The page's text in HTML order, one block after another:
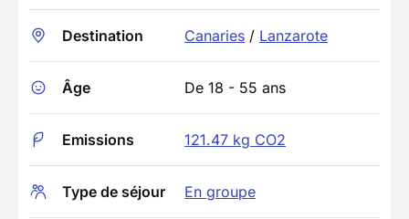
Destination Canaries / Lanzarote
Âge De 18 - 55 ans
Emissions 121.47 kg CO2
Type de séjour En groupe